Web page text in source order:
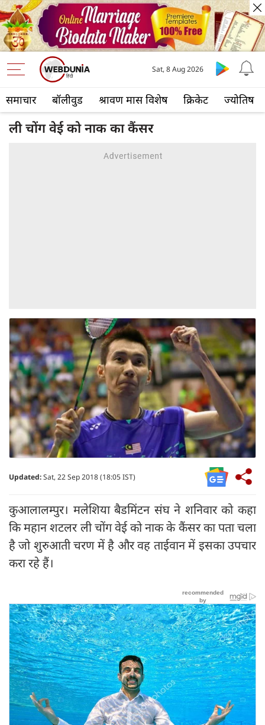
समाचार बॉलीवुड श्रावण मास विशेष क्रिकेट ज्योतिष
Sat, 8 Aug 2026
ली चोंग वेई को नाक का कैंसर
Updated:Sat, 22 Sep 2018 (18:05 IST)
कुआलालम्पुर। मलेशिया बैडमिंटन संघ ने शनिवार को कहा
कि महान शटलर ली चोंग वेई को नाक के कैंसर का पता चला
है जो शुरुआती चरण में है और वह ताईवान में इसका उपचार
करा रहे हैं।